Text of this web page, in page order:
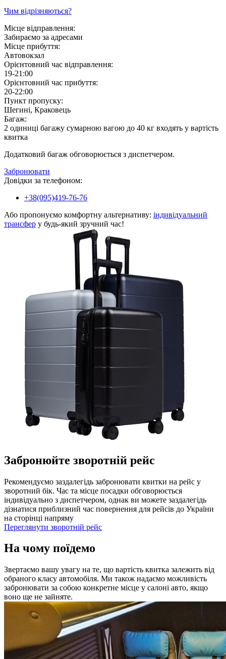
Чим відрізняються?
Місце відправлення:
Забираємо за адресами
Місце прибуття:
Автовокзал
Орієнтовний час відправлення:
19-21:00
Орієнтовний час прибуття:
20-22:00
Пункт пропуску:
Шегині, Краковець
Багаж:
2 одиниці багажу сумарною вагою до 40 кг входять у вартість
квитка
Додатковий багаж обговорюється з диспетчером.
Забронювати
Довідки за телефоном:
+38(095)419-76-76
Або пропонуємо комфортну альтернативу: індивідуальний
трансфер у будь-який зручний час!
Забронюйте зворотній рейс
Рекомендуємо заздалегідь забронювати квитки на рейс у
зворотний бік. Час та місце посадки обговорюється
індивідуально з диспетчером, однак ви можете заздалегідь
дізнатися приблизний час повернення для рейсів до України
на сторінці напряму
Переглянути зворотній рейс
На чому поїдемо
Звертаємо вашу увагу на те, що вартість квитка залежить від
обраного класу автомобіля. Ми також надаємо можливість
забронювати за собою конкретне місце у салоні авто, якщо
воно ще не зайняте.